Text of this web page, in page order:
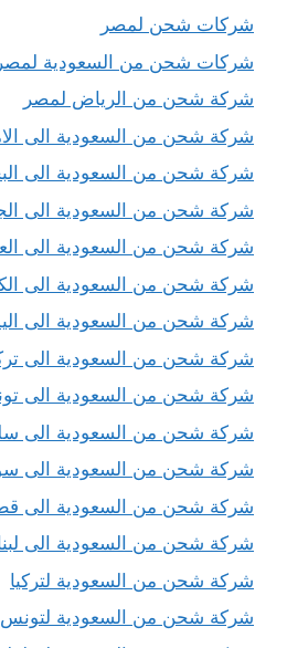
شركات شحن لمصر
شركات شحن من السعودية لمصر
شركة شحن من الرياض لمصر
شركة شحن من السعودية الى
شركة شحن من السعودية الى
شركة شحن من السعودية الى
شركة شحن من السعودية الى
شركة شحن من السعودية الى
شركة شحن من السعودية الى
شركة شحن من السعودية الى
شركة شحن من السعودية الى
شركة شحن من السعودية الى
شركة شحن من السعودية الى
شركة شحن من السعودية الى
شركة شحن من السعودية الى
شركة شحن من السعودية لتركيا
شركة شحن من السعودية لتونس